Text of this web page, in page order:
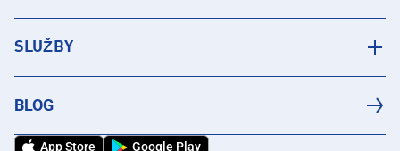
SLUŽBY
BLOG
App Store Google Play